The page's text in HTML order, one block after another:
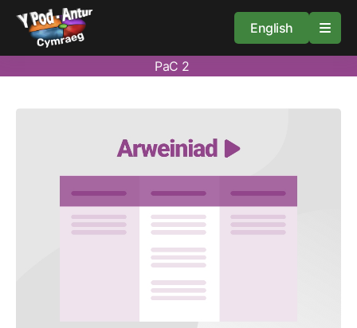
Adnoddau
Amdan
English
PaC 2